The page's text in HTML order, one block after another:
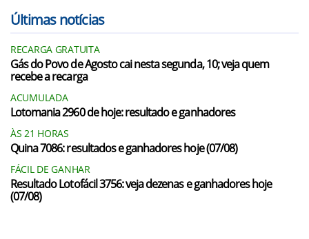
Últimas notícias
RECARGA GRATUITA
Gás do Povo de Agosto cai nesta segunda, 10; veja quem
recebe a recarga
ACUMULADA
Lotomania 2960 de hoje: resultado e ganhadores
ÀS 21 HORAS
Quina 7086: resultados e ganhadores hoje (07/08)
FÁCIL DE GANHAR
Resultado Lotofácil 3756: veja dezenas e ganhadores hoje
(07/08)